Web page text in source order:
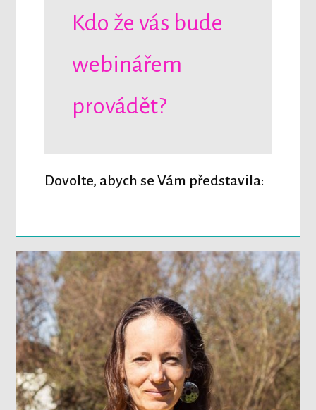
Kdo že vás bude
webinářem
provádět?
Dovolte, abych se Vám představila: